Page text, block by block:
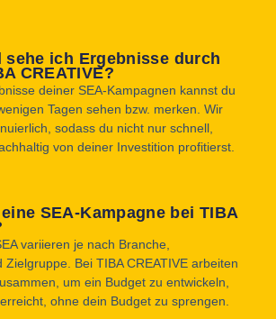
sehe ich Ergebnisse durch
CREATIVE?
deiner SEA-Kampagnen kannst du
Tagen sehen bzw. merken. Wir
sodass du nicht nur schnell,
von deiner Investition profitierst.
SEA-Kampagne bei TIBA
variieren je nach Branche,
Zielgruppe. Bei TIBA CREATIVE arbeiten
um ein Budget zu entwickeln,
ohne dein Budget zu sprengen.